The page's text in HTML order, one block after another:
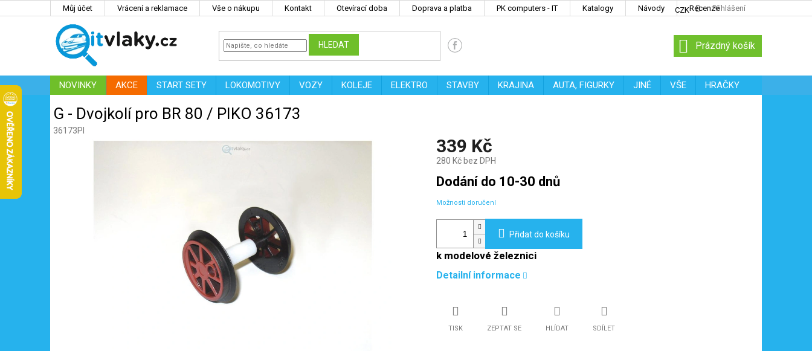
Můj účet Vrácení a reklamace Vše o nákupu Kontakt Otevírací doba Doprava a platba PK computers - IT Katalogy Návody Recenze
CZK Přihlášení
HLEDAT
NÁKUPNÍ
KOŠÍK
Prázdný košík
NOVINKY AKCE START SETY LOKOMOTIVY VOZY KOLEJE ELEKTRO STAVBY KRAJINA AUTA, FIGURKY JINÉ VŠE
HRAČKY
G - Dvojkolí pro BR 80 / PIKO 36173
36173PI
339 Kč
280 Kč bez DPH
Měrná
cena:
Dodání do 10-30 dnů
Možnosti doručení
Přidat do košíku
k modelové železnici
Detailní informace
TISK ZEPTAT SE HLÍDAT SDÍLET